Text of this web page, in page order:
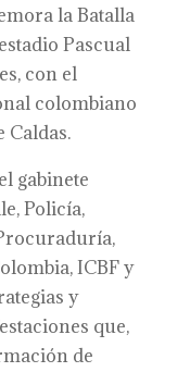
la Batalla
Pascual
con el
colombiano
Caldas.
gabinete
Policía,
ICBF y
y
que,
de